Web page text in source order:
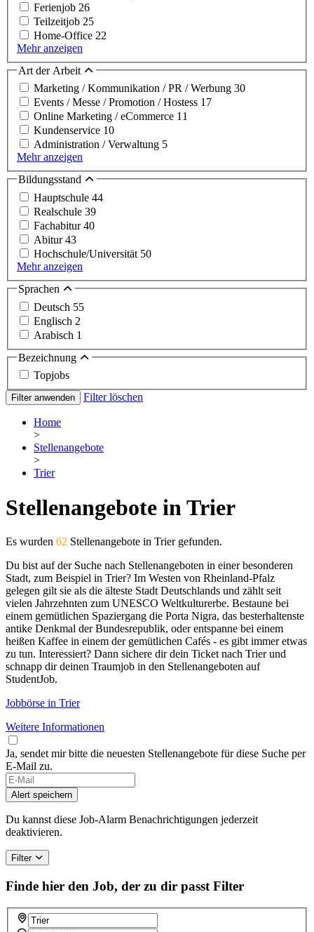
Ferienjob 26
Teilzeitjob 25
Home-Office 22
Mehr anzeigen
Art der Arbeit
Marketing / Kommunikation / PR / Werbung 30
Events / Messe / Promotion / Hostess 17
Online Marketing / eCommerce 11
Kundenservice 10
Administration / Verwaltung 5
Mehr anzeigen
Bildungsstand
Hauptschule 44
Realschule 39
Fachabitur40
Abitur43
Hochschule/Universität 50
Mehr anzeigen
Sprachen
Deutsch 55
Englisch 2
Arabisch 1
Bezeichnung
Topjobs
Filter anwenden Filter löschen
Home
>
Stellenangebote
>
Trier
Stellenangebote in Trier
Es wurden 62 Stellenangebote in Trier gefunden.
Du bist auf der Suche nach Stellenangeboten in einer besonderen
Stadt, zum Beispiel in Trier? Im Westen von Rheinland-Pfalz
gelegen gilt sie als die älteste Stadt Deutschlands und zählt seit
vielen Jahrzehnten zum UNESCO Weltkulturerbe. Bestaune bei
einem gemütlichen Spaziergang die Porta Nigra, das besterhaltenste
antike Denkmal der Bundesrepublik, oder entspanne bei einem
heißen Kaffee in einem der gemütlichen Cafés - es gibt immer etwas
zu tun. Interessiert? Dann sichere dir dein Ticket nach Trier und
schnapp dir deinen Traumjob in den Stellenangeboten auf
StudentJob.
Jobbörse in Trier
Weitere Informationen
Ja, sendet mir bitte die neuesten Stellenangebote für diese Suche per
E-Mail zu.
Alert speichern
Du kannst diese Job-Alarm Benachrichtigungen jederzeit
deaktivieren.
Filter
Finde hier den Job, der zu dir passt Filter